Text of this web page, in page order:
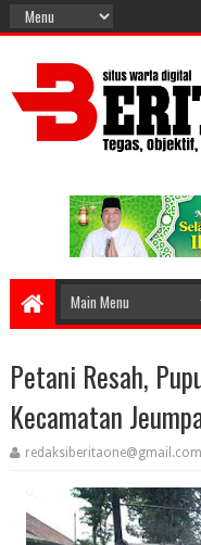
Petani Resah,
Kecamatan
redaksiberitaone@gmail.com